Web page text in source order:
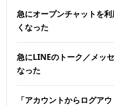
急にオープンチャットを
くなった
急にLINEのトーク／メッ
なった
「アカウントからログア